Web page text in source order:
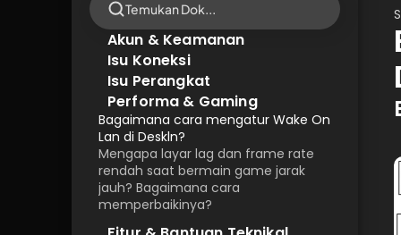
Temukan Dok...
Akun & Keamanan
Isu Koneksi
Isu Perangkat
Performa & Gaming
Bagaimana cara mengatur Wake On
Lan di Deskln?
Mengapa layar lag dan frame rate
rendah saat bermain game jarak
jauh? Bagaimana cara
memperbaikinya?